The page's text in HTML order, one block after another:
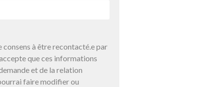
à être recontacté.e par
que ces informations
et de la relation
faire modifier ou